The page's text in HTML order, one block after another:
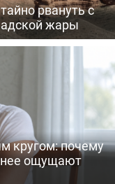
рвануть с
адской жары
кругом: почему
ощущают